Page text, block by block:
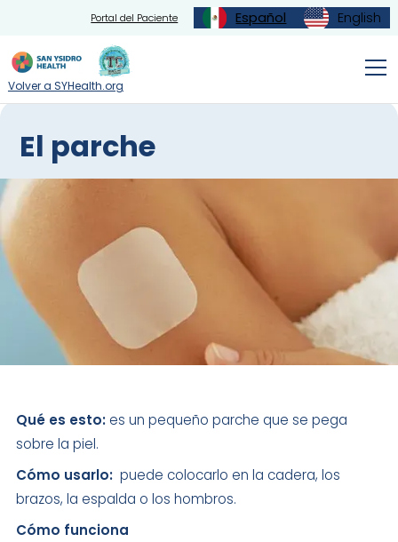
Portal del Paciente Español English
Volver a SYHealth.org
El parche
Qué es esto: es un pequeño parche que se pega
sobre la piel.
Cómo usarlo: puede colocarlo en la cadera, los
brazos, la espalda o los hombros.
Cómo funciona